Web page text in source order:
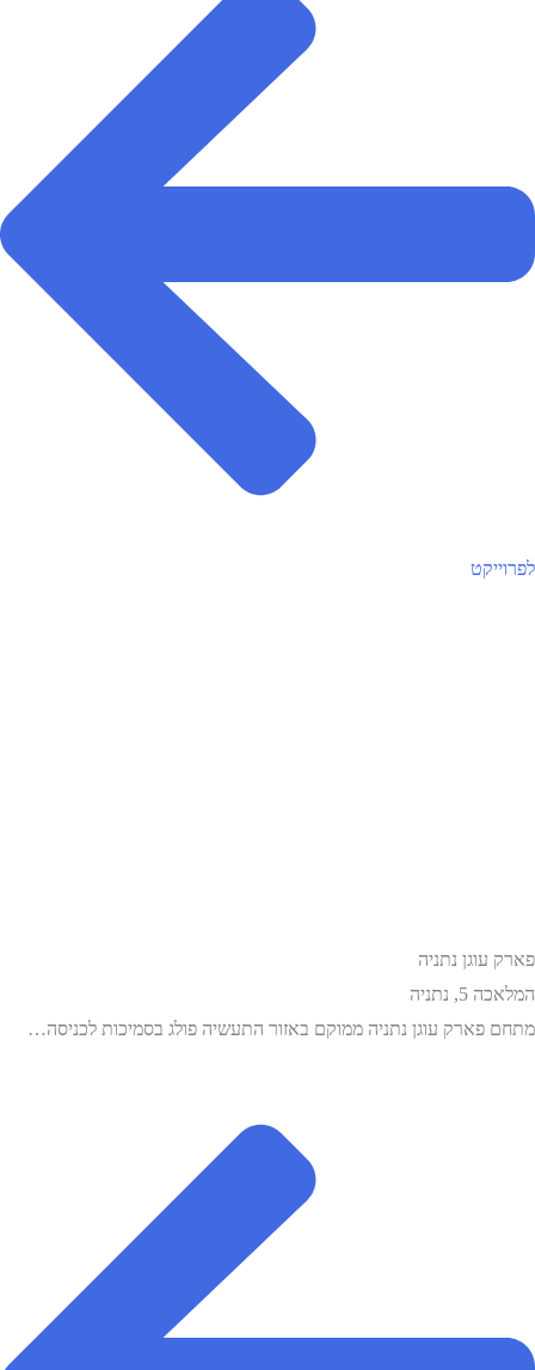
לפרוייקט
פארק עוגן נתניה
המלאכה 5, נתניה
מתחם פארק עוגן נתניה ממוקם באזור התעשיה פולג בסמיכות לכניסה…